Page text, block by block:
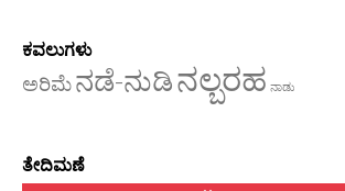
ಕವಲುಗಳು
ಅರಿಮೆನಡೆ-ನುಡಿನಲ್ಬರಹ ನಾಡು
ತೇದಿಮಣೆ